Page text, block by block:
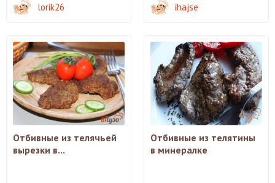
lorik26 ihajse
Отбивные из телячьей
вырезки в...
Отбивные из телятины
в минералке